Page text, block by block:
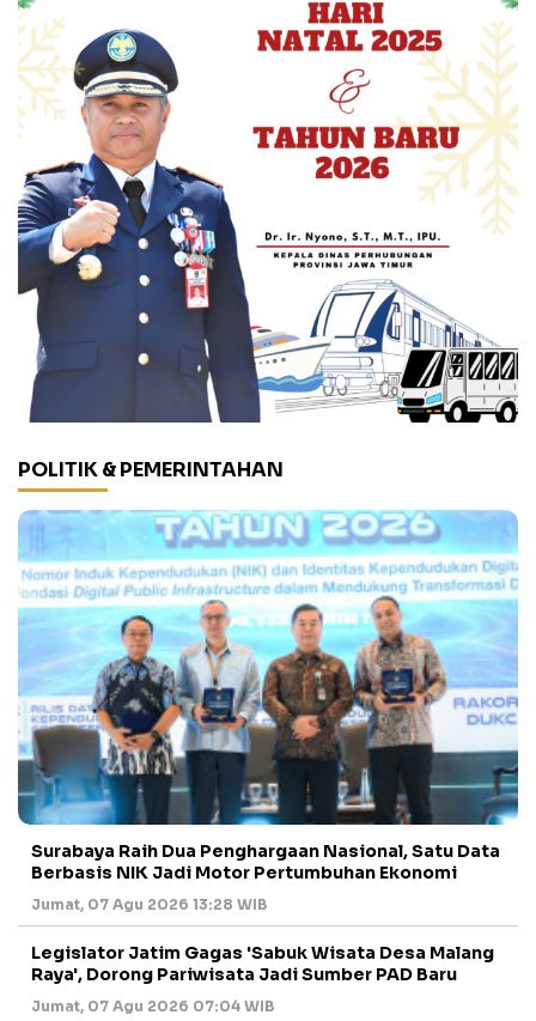
POLITIK & PEMERINTAHAN
Surabaya Raih Dua Penghargaan Nasional, Satu Data
Berbasis NIK Jadi Motor Pertumbuhan Ekonomi
Jumat, 07 Agu 2026 13:28 WIB
Legislator Jatim Gagas 'Sabuk Wisata Desa Malang
Raya', Dorong Pariwisata Jadi Sumber PAD Baru
Jumat, 07 Agu 2026 07:04 WIB